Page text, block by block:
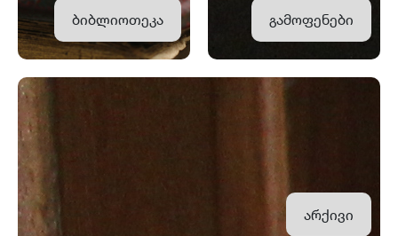
ბიბლიოთეკა გამოფენები
არქივი